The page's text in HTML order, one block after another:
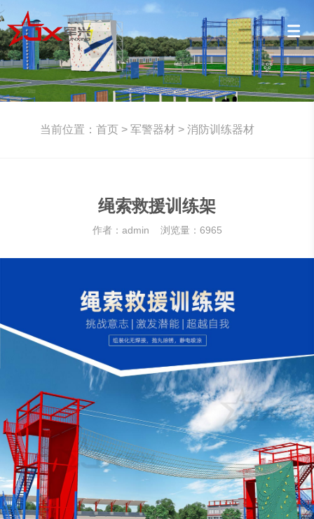
当前位置： 首页 > 军警器材 > 消防训练器材
绳索救援训练架
作者：admin 浏览量：6965